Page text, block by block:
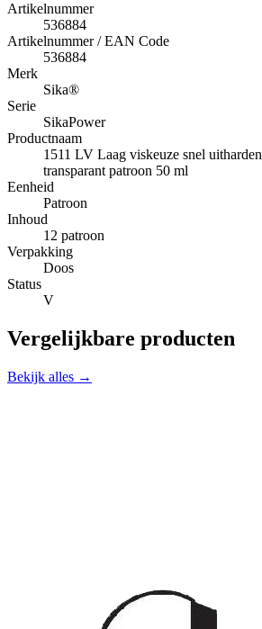
Artikelnummer
536884
Artikelnummer / EAN Code
536884
Merk
Sika®
Serie
SikaPower
Productnaam
1511 LV Laag viskeuze snel
transparant patroon 50 ml
Eenheid
Patroon
Inhoud
12 patroon
Verpakking
Doos
Status
V
Vergelijkbare producten
Bekijk alles →